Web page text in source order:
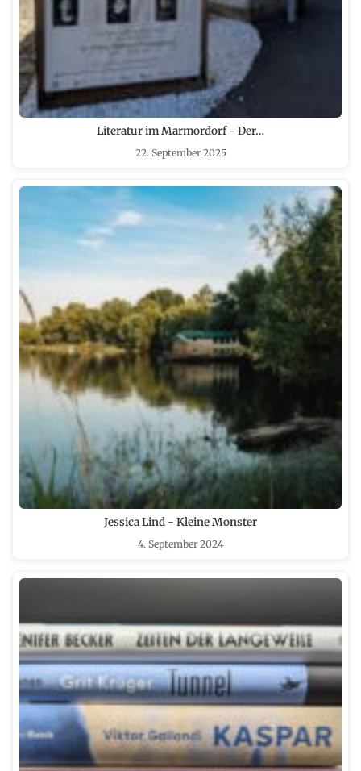
Literatur im Marmordorf - Der…
22. September 2025
Jessica Lind - Kleine Monster
4. September 2024